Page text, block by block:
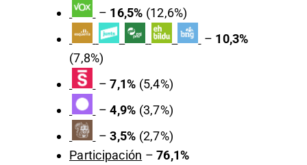
– 16,5% (12,6%)
– 10,3%
(7,8%)
–7,1% (5,4%)
–4,9% (3,7%)
–3,5% (2,7%)
Participación – 76,1%